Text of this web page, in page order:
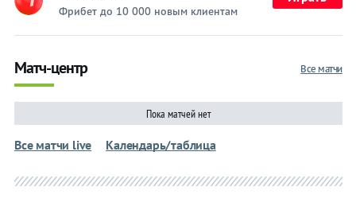
Фрибет до 10 000 новым клиентам
Все матчи
Матч-центр
Пока матчей нет
Все матчи live Календарь/таблица